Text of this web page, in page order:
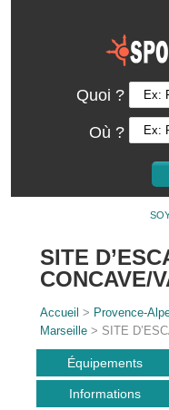
Quoi ?
Où ?
SITE
CONCAVE/
Accueil > Provence-
Marseille > SITE
Équipements
Informations